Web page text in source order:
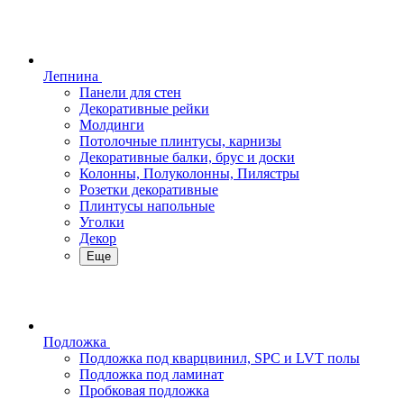
Лепнина
Панели для стен
Декоративные рейки
Молдинги
Потолочные плинтусы, карнизы
Декоративные балки, брус и доски
Колонны, Полуколонны, Пилястры
Розетки декоративные
Плинтусы напольные
Уголки
Декор
Еще
Подложка
Подложка под кварцвинил, SPC и LVT полы
Подложка под ламинат
Пробковая подложка